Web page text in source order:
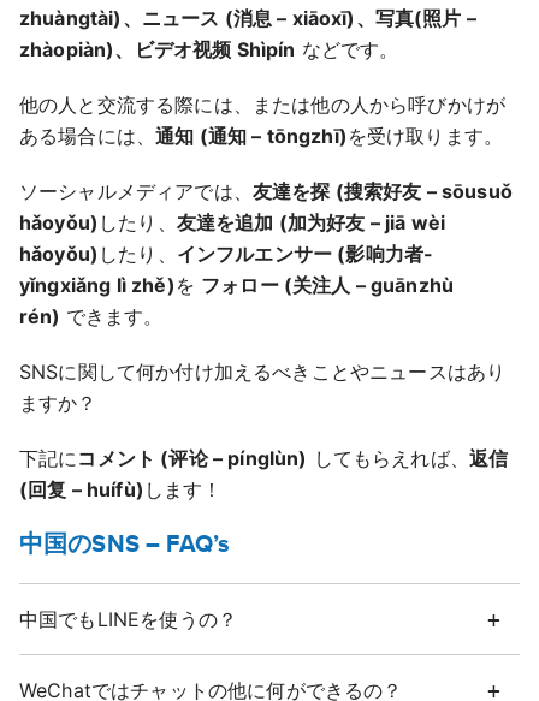
zhuàngtài)、ニュース (消息 – xiāoxī)、写真(照片 –
zhàopiàn)、ビデオ视频 Shìpín などです。
他の人と交流する際には、または他の人から呼びかけが
ある場合には、通知 (通知 – tōngzhī) を受け取ります。
ソーシャルメディアでは、 友達を探 (搜索好友 – sōusuǒ
hǎoyǒu) したり、 友達を追加 (加为好友 – jiā wèi
hǎoyǒu) したり、 インフルエンサー (影响力者-
yǐngxiǎng lì zhě) を フォロー (关注人 – guānzhù
rén) できます。
SNSに関して何か付け加えるべきことやニュースはあり
ますか？
下記に コメント (评论 – pínglùn) してもらえれば、 返信
(回复 – huífù) します！
中国のSNS – FAQ’s
中国でもLINEを使うの？
WeChatではチャットの他に何ができるの？